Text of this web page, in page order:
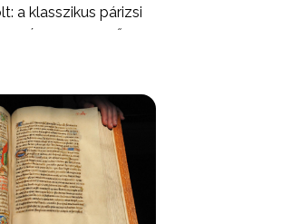
a klasszikus párizsi
még nagyon erősen
Molière,
Rimbaud neve
hanem a szép
különleges
a kéziratok, a
és a